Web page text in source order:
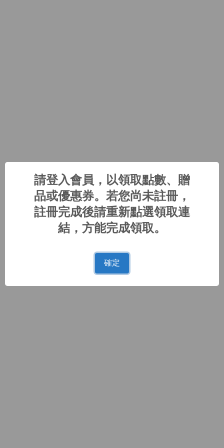
請登入會員，以領取點數、贈
品或優惠券。若您尚未註冊，
註冊完成後請重新點選領取連
結，方能完成領取。
確定